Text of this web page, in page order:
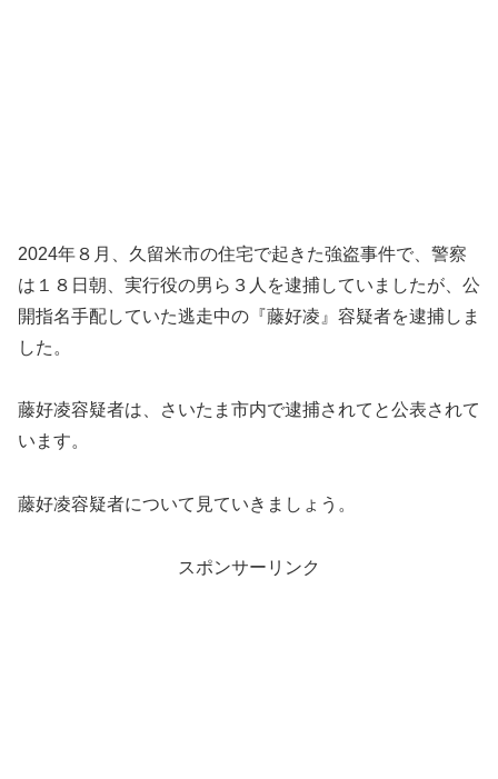
2024年８月、久留米市の住宅で起きた強盗事件で、警察
は１８日朝、実行役の男ら３人を逮捕していましたが、公
開指名手配していた逃走中の『藤好凌』容疑者を逮捕しま
した。
藤好凌容疑者は、さいたま市内で逮捕されてと公表されて
います。
藤好凌容疑者について見ていきましょう。
スポンサーリンク